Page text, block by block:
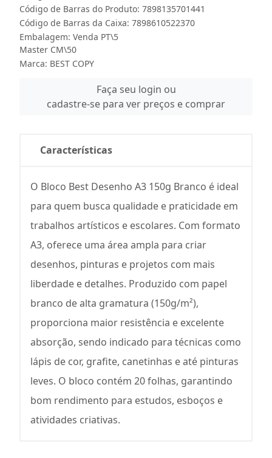
Código de Barras do Produto: 7898135701441
Código de Barras da Caixa: 7898610522370
Embalagem: Venda PT\5
Master CM\50
Marca: BEST COPY
Faça seu login ou
cadastre-se para ver preços e comprar
Características
O Bloco Best Desenho A3 150g Branco é ideal
para quem busca qualidade e praticidade em
trabalhos artísticos e escolares. Com formato
A3, oferece uma área ampla para criar
desenhos, pinturas e projetos com mais
liberdade e detalhes. Produzido com papel
branco de alta gramatura (150g/m²),
proporciona maior resistência e excelente
absorção, sendo indicado para técnicas como
lápis de cor, grafite, canetinhas e até pinturas
leves. O bloco contém 20 folhas, garantindo
bom rendimento para estudos, esboços e
atividades criativas.